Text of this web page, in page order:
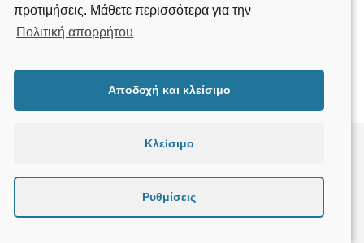
Η δυνατότητα αυτή σας παρέχεται μέχρι τη στιγμή που θα
σας ενημερώσουμε για την αποστολή της παραγγελίας σας.
Μετά την αποστολή της παραγγελίας δεν είναι δυνατή η
developed by
προτιμήσεις. Μάθετε περισσότερα για την
Πολιτική απορρήτου
Αποδοχή και κλείσιμο
Κλείσιμο
Ρυθμίσεις